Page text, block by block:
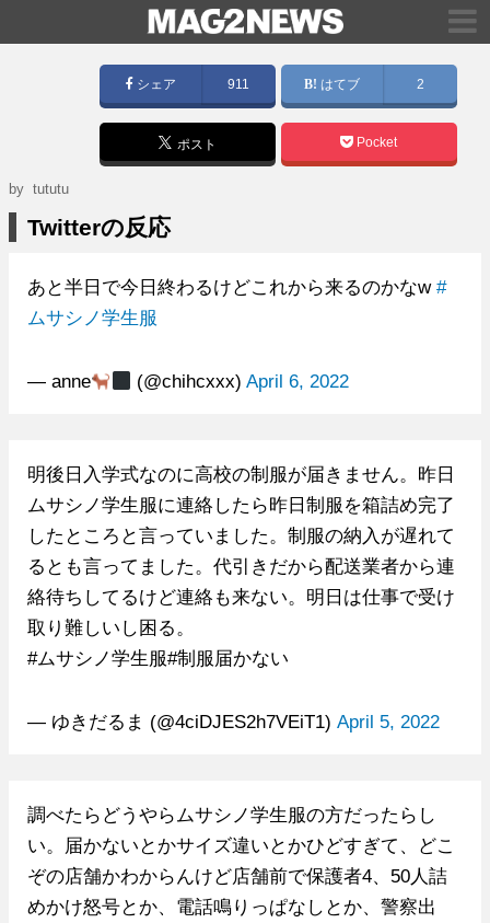
シェア 911 はてブ 2
ポスト Pocket
by tututu
Twitterの反応
あと半日で今日終わるけどこれから来るのかなw #
ムサシノ学生服
— anne (@chihcxxx)April 6, 2022
明後日入学式なのに高校の制服が届きません。昨日
ムサシノ学生服に連絡したら昨日制服を箱詰め完了
したところと言っていました。制服の納入が遅れて
るとも言ってました。代引きだから配送業者から連
絡待ちしてるけど連絡も来ない。明日は仕事で受け
取り難しいし困る。
#ムサシノ学生服#制服届かない
— ゆきだるま (@4ciDJES2h7VEiT1) April 5, 2022
調べたらどうやらムサシノ学生服の方だったらし
い。届かないとかサイズ違いとかひどすぎて、どこ
ぞの店舗かわからんけど店舗前で保護者4、50人詰
めかけ怒号とか、電話鳴りっぱなしとか、警察出